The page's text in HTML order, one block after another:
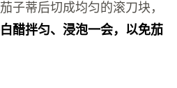
子蒂后切成均匀的滚刀块，
醋拌匀、浸泡一会，以免茄